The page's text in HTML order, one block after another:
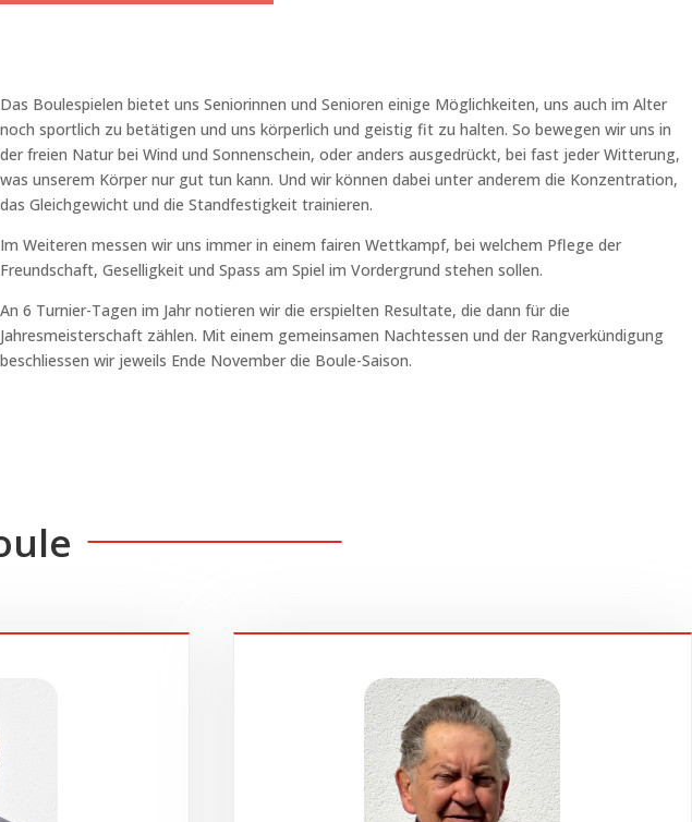
Das Boulespielen bietet uns Seniorinnen und Senioren einige Möglichkeiten, uns auch im Alter
noch sportlich zu betätigen und uns körperlich und geistig fit zu halten. So bewegen wir uns in
der freien Natur bei Wind und Sonnenschein, oder anders ausgedrückt, bei fast jeder Witterung,
was unserem Körper nur gut tun kann. Und wir können dabei unter anderem die Konzentration,
das Gleichgewicht und die Standfestigkeit trainieren.
Im Weiteren messen wir uns immer in einem fairen Wettkampf, bei welchem Pflege der
Freundschaft, Geselligkeit und Spass am Spiel im Vordergrund stehen sollen.
An 6 Turnier-Tagen im Jahr notieren wir die erspielten Resultate, die dann für die
Jahresmeisterschaft zählen. Mit einem gemeinsamen Nachtessen und der Rangverkündigung
beschliessen wir jeweils Ende November die Boule-Saison.